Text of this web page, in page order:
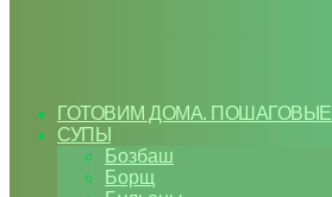
ГОТОВИМ ДОМА.
СУПЫ
Бозбаш
Борщ